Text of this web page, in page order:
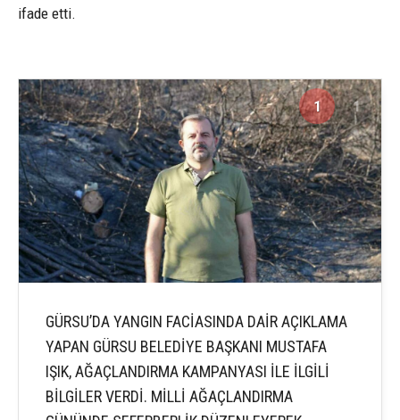
ifade etti.
1 1
GÜRSU’DA YANGIN FACİASINDA DAİR AÇIKLAMA
YAPAN GÜRSU BELEDİYE BAŞKANI MUSTAFA
IŞIK, AĞAÇLANDIRMA KAMPANYASI İLE İLGİLİ
BİLGİLER VERDİ. MİLLİ AĞAÇLANDIRMA